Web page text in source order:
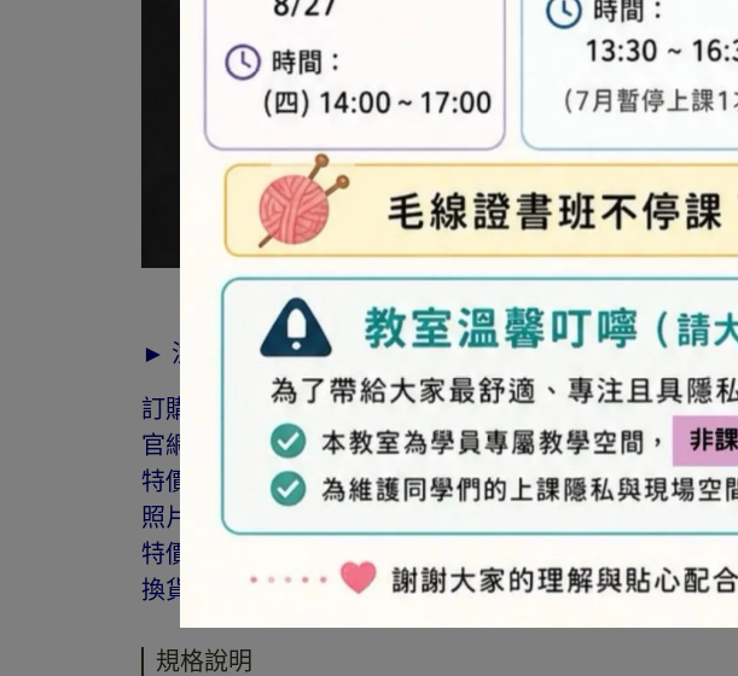
► 注意事項
訂購前請詳閱「線上訂購流程說明」及「退換貨需知」
官網與門市同步銷售，如遇缺貨會由專人與您聯繫。
特價商品，會員不再提供折扣優惠。
照片因拍攝光線與螢幕色差而有所差異，實際顏色與網
特價品、客訂商品、毛線、緞帶、繩線、零碼商品、
換貨。
規格說明